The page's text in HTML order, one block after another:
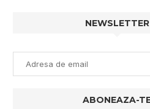
NEWSLETTER